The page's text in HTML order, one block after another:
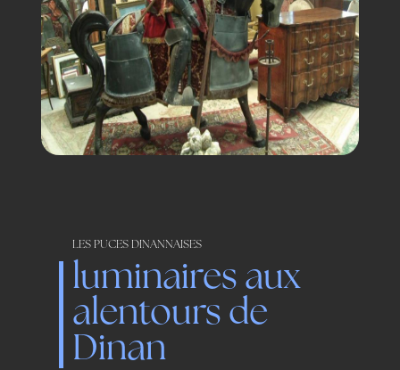
LES PUCES DINANNAISES
luminaires aux
alentours de
Dinan